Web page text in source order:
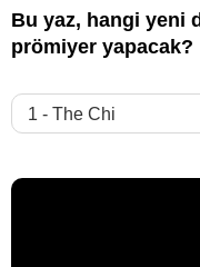
Bu yaz, hangi yeni
prömiyer yapacak?